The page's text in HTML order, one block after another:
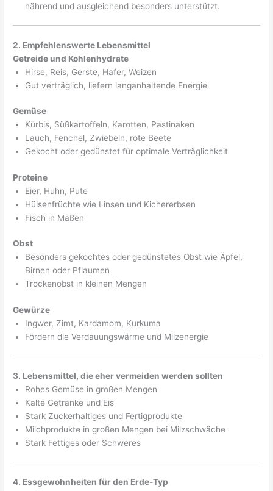
nährend und ausgleichend besonders unterstützt.
2. Empfehlenswerte Lebensmittel
Getreide und Kohlenhydrate
Hirse, Reis, Gerste, Hafer, Weizen
Gut verträglich, liefern langanhaltende Energie
Gemüse
Kürbis, Süßkartoffeln, Karotten, Pastinaken
Lauch, Fenchel, Zwiebeln, rote Beete
Gekocht oder gedünstet für optimale Verträglichkeit
Proteine
Eier, Huhn, Pute
Hülsenfrüchte wie Linsen und Kichererbsen
Fisch in Maßen
Obst
Besonders gekochtes oder gedünstetes Obst wie Äpfel,
Birnen oder Pflaumen
Trockenobst in kleinen Mengen
Gewürze
Ingwer, Zimt, Kardamom, Kurkuma
Fördern die Verdauungswärme und Milzenergie
3. Lebensmittel, die eher vermeiden werden sollten
Rohes Gemüse in großen Mengen
Kalte Getränke und Eis
Stark Zuckerhaltiges und Fertigprodukte
Milchprodukte in großen Mengen bei Milzschwäche
Stark Fettiges oder Schweres
4. Essgewohnheiten für den Erde-Typ